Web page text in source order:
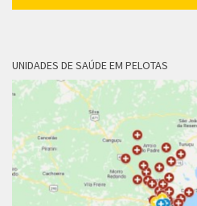
UNIDADES DE SAÚDE EM PELOTAS